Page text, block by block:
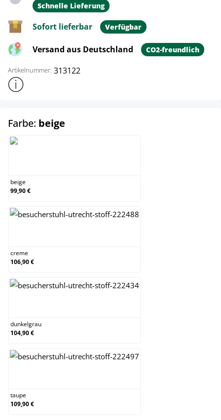
Schnelle Lieferung
Sofort lieferbar Verfügbar
Versand aus Deutschland CO2-freundlich
Artikelnummer: 313122
Weitere Produktinformationen anzeigen
Farbe: beige
beige
99,90 €
creme
106,90 €
dunkelgrau
104,90 €
taupe
109,90 €